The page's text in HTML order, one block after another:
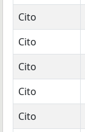
Cito
Cito
Cito
Cito
Cito